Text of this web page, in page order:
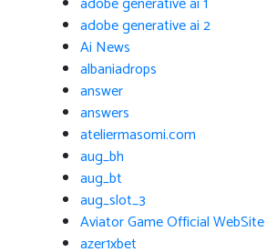
adobe generative ai 2
Ai News
albaniadrops
answer
answers
ateliermasomi.com
aug_bh
aug_bt
aug_slot_3
Aviator Game Official WebSite
azer1xbet